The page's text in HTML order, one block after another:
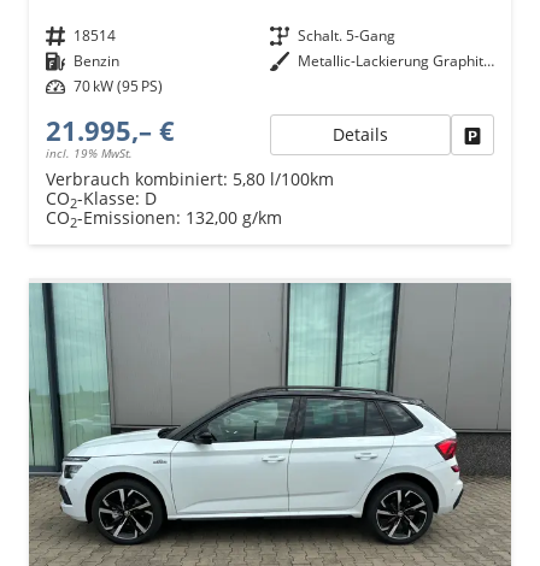
Fahrzeugnr. 18514 Getriebe Schalt. 5-Gang
Kraftstoff Benzin Außenfarbe
Metallic-Lackierung Graphit-Grau
Leistung 70 kW (95 PS)
21.995,– €
incl. 19% MwSt.
Details
Verbrauch kombiniert: 5,80 l/100km
CO2-Klasse: D
CO2-Emissionen: 132,00 g/km